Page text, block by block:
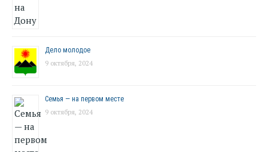
Дело молодое
9 октября, 2024
Семья — на первом месте
9 октября, 2024